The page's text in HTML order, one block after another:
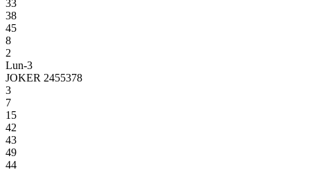
33
38
45
8
2
Lun-3
JOKER 2455378
3
7
15
42
43
49
44